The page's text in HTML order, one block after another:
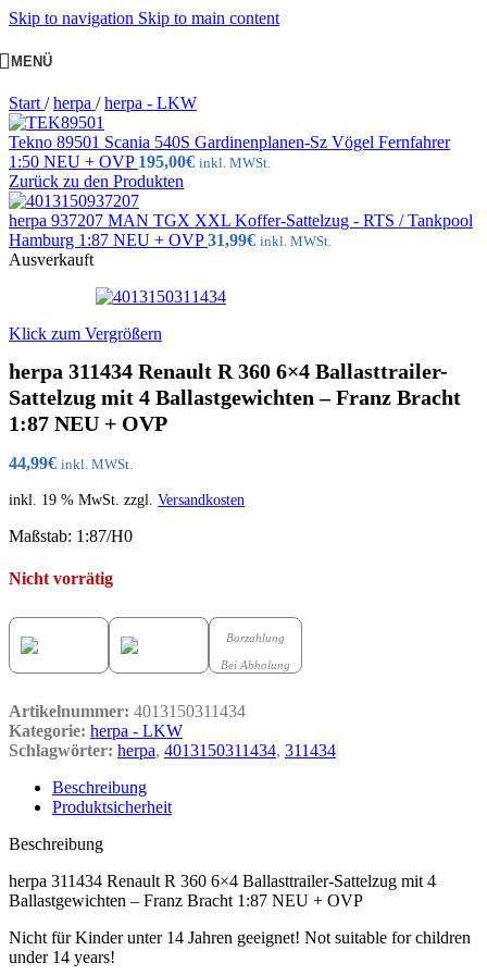
Skip to navigation Skip to main content
MENÜ
Start / herpa / herpa - LKW
Tekno 89501 Scania 540S Gardinenplanen-Sz Vögel Fernfahrer
1:50 NEU + OVP 195,00€ inkl. MWSt.
Zurück zu den Produkten
herpa 937207 MAN TGX XXL Koffer-Sattelzug - RTS / Tankpool
Hamburg 1:87 NEU + OVP31,99€ inkl. MWSt.
Ausverkauft
Klick zum Vergrößern
herpa 311434 Renault R 360 6×4 Ballasttrailer-
Sattelzug mit 4 Ballastgewichten – Franz Bracht
1:87 NEU + OVP
44,99€ inkl. MWSt.
inkl. 19 % MwSt. zzgl. Versandkosten
Maßstab: 1:87/H0
Nicht vorrätig
Barzahlung
Bei Abholung
Artikelnummer: 4013150311434
Kategorie: herpa - LKW
Schlagwörter: herpa, 4013150311434, 311434
Beschreibung
Produktsicherheit
Beschreibung
herpa 311434 Renault R 360 6×4 Ballasttrailer-Sattelzug mit 4
Ballastgewichten – Franz Bracht 1:87 NEU + OVP
Nicht für Kinder unter 14 Jahren geeignet! Not suitable for children
under 14 years!